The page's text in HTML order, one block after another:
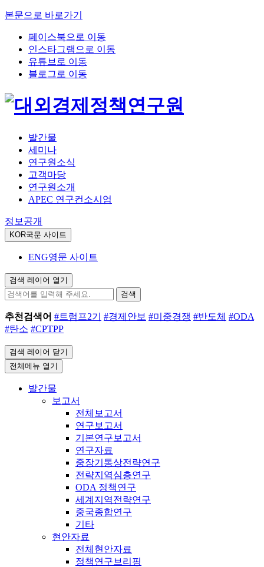
본문으로 바로가기
페이스북으로 이동
인스타그램으로 이동
유튜브로 이동
블로그로 이동
발간물
세미나
연구원소식
고객마당
연구원소개
APEC 연구컨소시엄
정보공개
KOR국문 사이트
ENG영문 사이트
검색 레이어 열기
검색
추천검색어 #트럼프2기 #경제안보 #미중경쟁 #반도체 #ODA
#탄소 #CPTPP
검색 레이어 닫기
전체메뉴 열기
발간물
보고서
전체보고서
연구보고서
기본연구보고서
연구자료
중장기통상전략연구
전략지역심층연구
ODA 정책연구
세계지역전략연구
중국종합연구
기타
현안자료
전체현안자료
정책연구브리핑